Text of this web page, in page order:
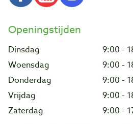
Openingstijden
Dinsdag
9:00 -
Woensdag
9:00 -
Donderdag
9:00 -
Vrijdag
9:00 -
Zaterdag
9:00 -